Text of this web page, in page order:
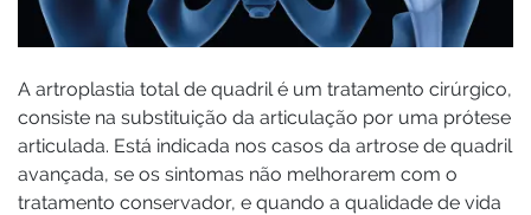
A artroplastia total de quadril é um tratamento cirúrgico,
consiste na substituição da articulação por uma prótese
articulada. Está indicada nos casos da artrose de quadril
avançada, se os sintomas não melhorarem com o
tratamento conservador, e quando a qualidade de vida